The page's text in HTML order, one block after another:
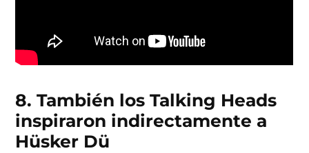
8. También los Talking Heads
inspiraron indirectamente a
Hüsker Dü